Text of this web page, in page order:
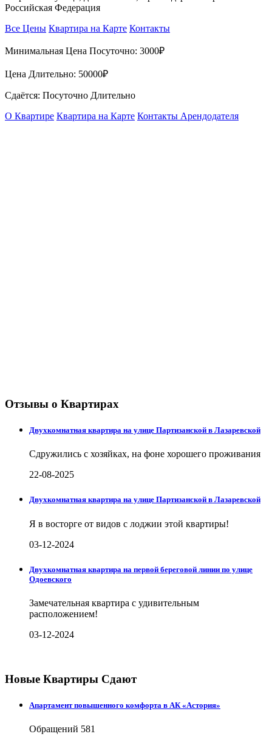
Российская Федерация
Все Цены Квартира на Карте Контакты
Минимальная Цена Посуточно: 3000₽
Цена Длительно: 50000₽
Сдаётся: Посуточно Длительно
О Квартире Квартира на Карте Контакты Арендодателя
Отзывы о Квартирах
Двухкомнатная квартира на улице Партизанской в Лазаревской
Сдружились с хозяйках, на фоне хорошего проживания
22-08-2025
Двухкомнатная квартира на улице Партизанской в Лазаревской
Я в восторге от видов с лоджии этой квартиры!
03-12-2024
Двухкомнатная квартира на первой береговой линии по улице
Одоевского
Замечательная квартира с удивительным
расположением!
03-12-2024
Новые Квартиры Сдают
Апартамент повышенного комфорта в АК «Астория»
Обращений 581